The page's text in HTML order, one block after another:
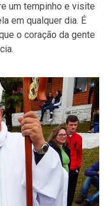
um tempinho e visite
em qualquer dia. É
o coração da gente